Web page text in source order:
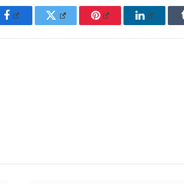
Facebook Twitter Pinterest LinkedIn